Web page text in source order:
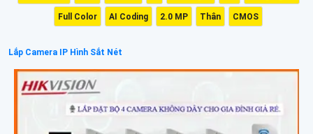
Full Color AI Coding 2.0 MP Thân CMOS
Lắp Camera IP Hình Sắt Nét